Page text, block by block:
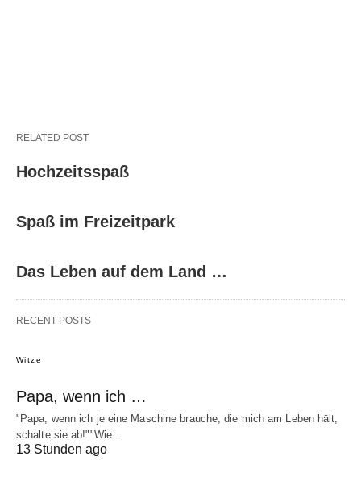
RELATED POST
Hochzeitsspaß
Spaß im Freizeitpark
Das Leben auf dem Land …
RECENT POSTS
Witze
Papa, wenn ich …
"Papa, wenn ich je eine Maschine brauche, die mich am Leben hält,
schalte sie ab!""Wie…
13 Stunden ago